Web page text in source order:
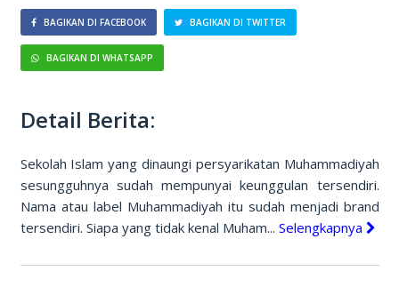
BAGIKAN DI FACEBOOK BAGIKAN DI TWITTER
BAGIKAN DI WHATSAPP
Detail Berita:
Sekolah Islam yang dinaungi persyarikatan Muhammadiyah
sesungguhnya sudah mempunyai keunggulan tersendiri.
Nama atau label Muhammadiyah itu sudah menjadi brand
tersendiri. Siapa yang tidak kenal Muham... Selengkapnya